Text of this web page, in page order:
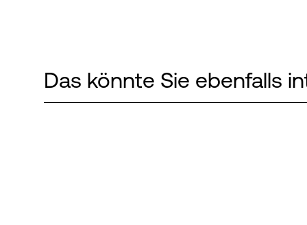
Das könnte Sie ebenfalls